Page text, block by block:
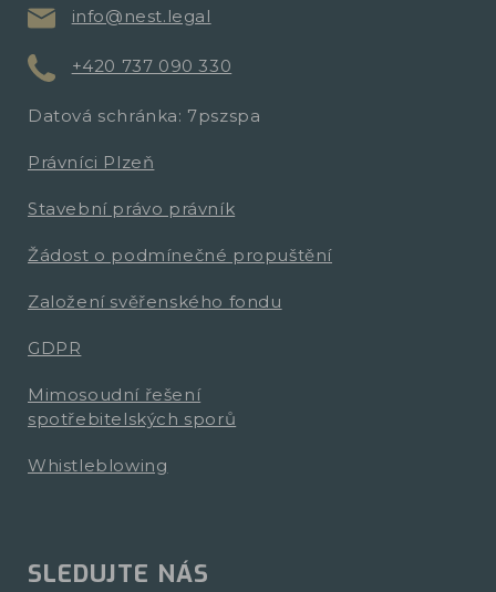
info@nest.legal
+420 737 090 330
Datová schránka: 7pszspa
Právníci Plzeň
Stavební právo právník
Žádost o podmínečné propuštění
Založení svěřenského fondu
GDPR
Mimosoudní řešení
spotřebitelských sporů
Whistleblowing
SLEDUJTE NÁS